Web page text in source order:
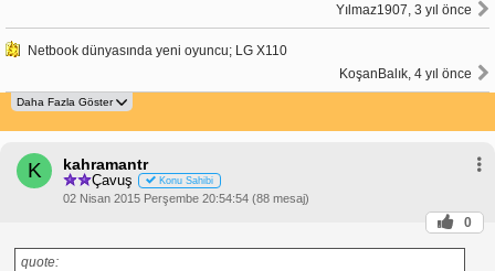
Yılmaz1907, 3 yıl önce
Netbook dünyasında yeni oyuncu; LG X110
KoşanBalık, 4 yıl önce
K kahramantr
Çavuş Konu Sahibi
02 Nisan 2015 Perşembe 20:54:54 (88 mesaj)
0
quote: